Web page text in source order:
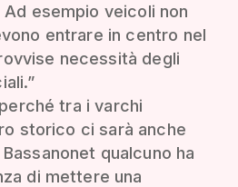
esempio veicoli non
entrare in centro nel
necessità degli
tra i varchi
storico ci sarà anche
qualcuno ha
di mettere una